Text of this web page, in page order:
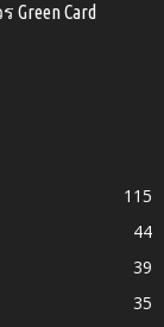
Card
115
44
39
35